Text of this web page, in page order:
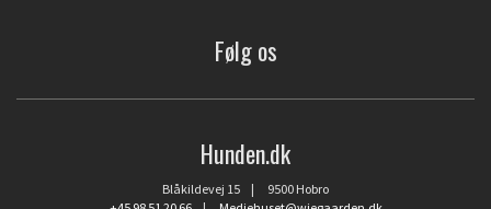
Følg os
Hunden.dk
Blåkildevej 15 | 9500 Hobro